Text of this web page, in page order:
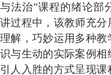
与法治”课程的绪论部
讲过程中，该教师充分
理解，巧妙运用多种
识与生动的实际案例相
引人入胜的方式呈现课